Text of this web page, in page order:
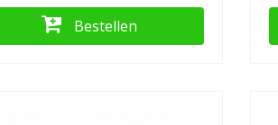
Bestellen